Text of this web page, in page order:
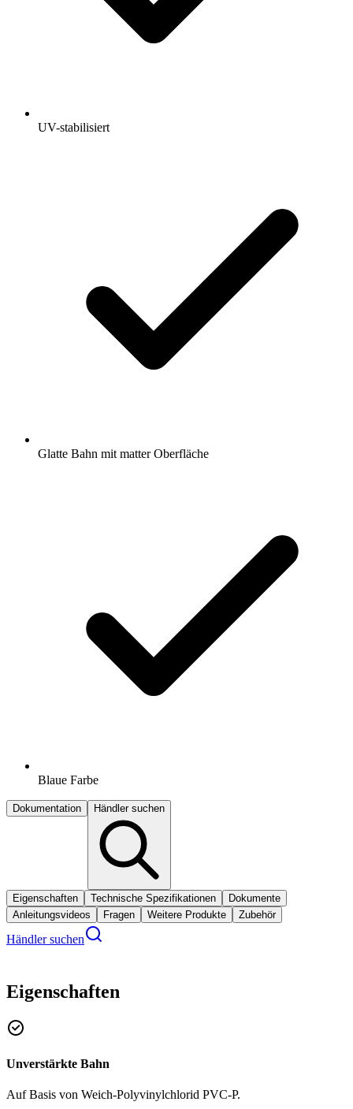
UV-stabilisiert
Glatte Bahn mit matter Oberfläche
Blaue Farbe
Dokumentation Händler suchen
Eigenschaften Technische Spezifikationen
Dokumente
Anleitungsvideos
Fragen Weitere Produkte Zubehör
Händler suchen
Eigenschaften
Unverstärkte Bahn
Auf Basis von Weich-Polyvinylchlorid PVC-P.